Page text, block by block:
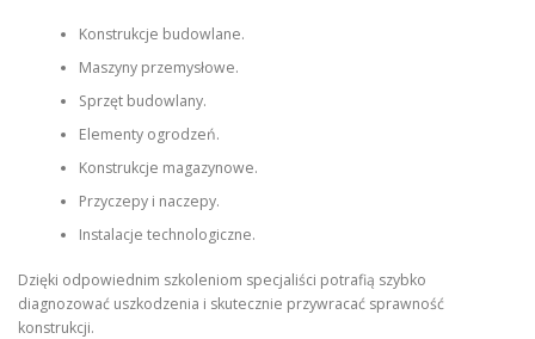
Konstrukcje budowlane.
Maszyny przemysłowe.
Sprzęt budowlany.
Elementy ogrodzeń.
Konstrukcje magazynowe.
Przyczepy i naczepy.
Instalacje technologiczne.
Dzięki odpowiednim szkoleniom specjaliści potrafią szybko
diagnozować uszkodzenia i skutecznie przywracać sprawność
konstrukcji.